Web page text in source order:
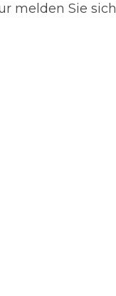
melden Sie sich